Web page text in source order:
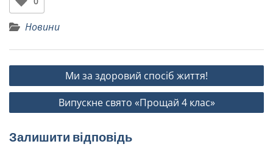
Новини
Ми за здоровий спосіб життя!
Випускне свято «Прощай 4 клас»
Залишити відповідь